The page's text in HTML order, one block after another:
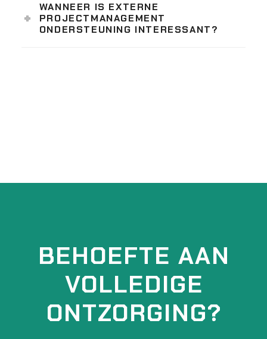
WANNEER IS EXTERNE
PROJECTMANAGEMENT
ONDERSTEUNING INTERESSANT?
BEHOEFTE AAN
VOLLEDIGE
ONTZORGING?